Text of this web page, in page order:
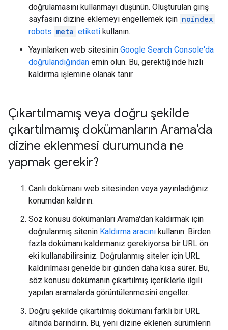
doğrulamasını kullanmayı düşünün. Oluşturulan giriş
sayfasını dizine eklemeyi engellemek için noindex
robots meta etiketi kullanın.
Yayınlarken web sitesinin Google Search Console'da
doğrulandığından emin olun. Bu, gerektiğinde hızlı
kaldırma işlemine olanak tanır.
Çıkartılmamış veya doğru şekilde
çıkartılmamış dokümanların Arama'da
dizine eklenmesi durumunda ne
yapmak gerekir?
Canlı dokümanı web sitesinden veya yayınladığınız
konumdan kaldırın.
Söz konusu dokümanları Arama'dan kaldırmak için
doğrulanmış sitenin Kaldırma aracını kullanın. Birden
fazla dokümanı kaldırmanız gerekiyorsa bir URL ön
eki kullanabilirsiniz. Doğrulanmış siteler için URL
kaldırılması genelde bir günden daha kısa sürer. Bu,
söz konusu dokümanın çıkartılmış içeriklerle ilgili
yapılan aramalarda görüntülenmesini engeller.
Doğru şekilde çıkartılmış dokümanı farklı bir URL
altında barındırın. Bu, yeni dizine eklenen sürümlerin